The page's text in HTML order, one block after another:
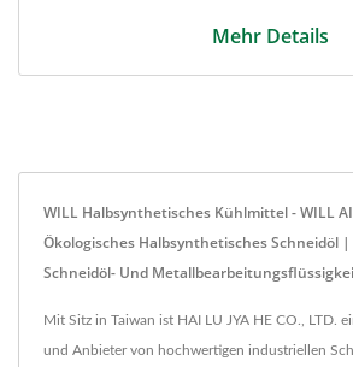
Mehr Details
WILL Halbsynthetisches Kühlmittel - WILL
Ökologisches Halbsynthetisches Schneidöl
Schneidöl- Und
Mit Sitz in Taiwan ist HAI LU JYA HE CO., LTD.
und Anbieter von hochwertigen industriellen